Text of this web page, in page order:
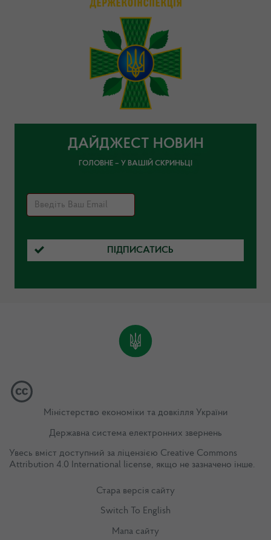
ДАЙДЖЕСТ НОВИН
ГОЛОВНЕ – У ВАШІЙ СКРИНЬЦІ
ПІДПИСАТИСЬ
Міністерство економіки та довкілля України
Державна система електронних звернень
Увесь вміст доступний за ліцензією Creative Commons
Attribution 4.0 International license, якщо не зазначено інше.
Стара версія сайту
Switch To English
Мапа сайту